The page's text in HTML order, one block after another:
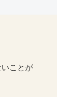
ことが